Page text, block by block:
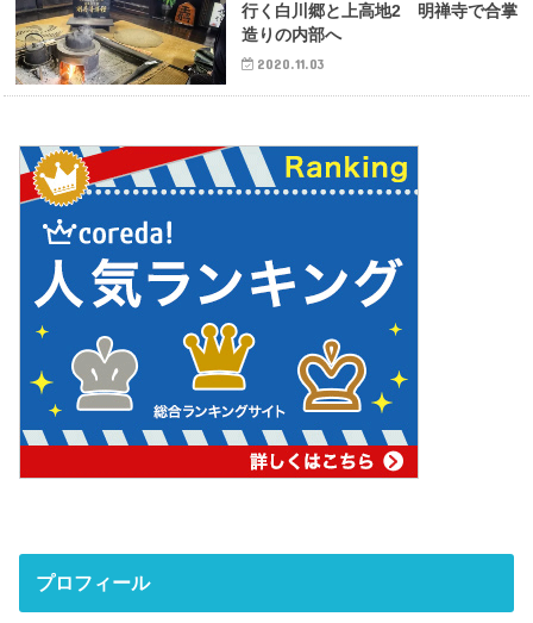
行く白川郷と上高地2 明禅寺で合掌
造りの内部へ
2020.11.03
プロフィール